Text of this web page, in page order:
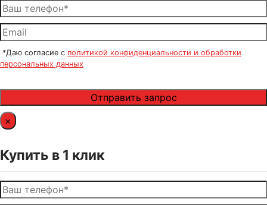
*Даю согласие с политикой конфиденциальности и обработки
персональных данных
×
Купить в 1 клик